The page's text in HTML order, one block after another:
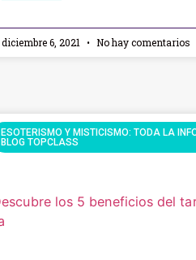
diciembre 6, 2021 No hay comentarios
ESOTERISMO Y MISTICISMO: TODA LA
BLOG TOPCLASS